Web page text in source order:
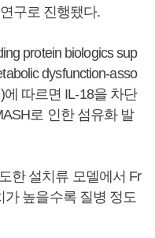
구로 진행됐다.
protein biologics sup
dysfunction-asso
에 따르면 IL-18을 차단
로 인한 섬유화 발
한 설치류 모델에서 Fr
높을수록 질병 정도